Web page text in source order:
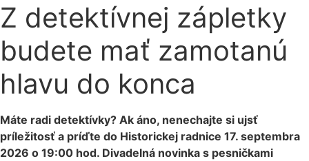
Z detektívnej zápletky
budete mať zamotanú
hlavu do konca
Máte radi detektívky? Ak áno, nenechajte si ujsť
príležitosť a príďte do Historickej radnice 17. septembra
2026 o 19:00 hod. Divadelná novinka s pesničkami